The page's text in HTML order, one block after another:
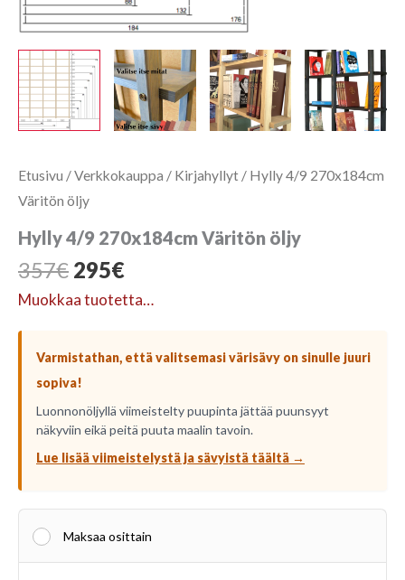
Etusivu /Verkkokauppa / Kirjahyllyt / Hylly 4/9 270x184cm
Väritön öljy
Hylly 4/9 270x184cm Väritön öljy
357€ Alkuperäinen
hinta
295€Nykyinen
hinta
Muokkaa tuotetta…
Varmistathan, että valitsemasi värisävy on sinulle juuri
sopiva!
Luonnonöljyllä viimeistelty puupinta jättää puunsyyt
näkyviin eikä peitä puuta maalin tavoin.
Lue lisää viimeistelystä ja sävyistä täältä →
Maksaa osittain